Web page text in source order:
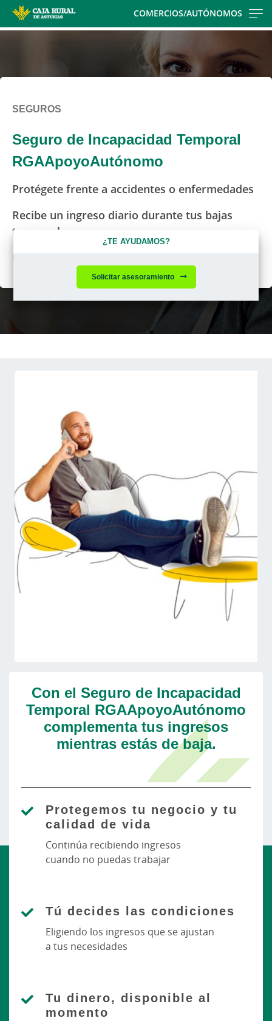
Skip
contentt
COMERCIOS/AUTÓNOMOS
SEGUROS
Seguro de Incapacidad Temporal
RGAApoyoAutónomo
Protégete frente a accidentes o enfermedades
Recibe un ingreso diario durante tus bajas
temporales
No dejes que una baja perjudique tu negocio
¿TE AYUDAMOS?
Solicitar asesoramiento
Con el Seguro de Incapacidad
Temporal RGAApoyoAutónomo
complementa tus ingresos
mientras estás de baja.
Protegemos tu negocio y tu
calidad de vida
Continúa recibiendo ingresos
cuando no puedas trabajar
Tú decides las condiciones
Eligiendo los ingresos que se ajustan
a tus necesidades
Tu dinero, disponible al
momento